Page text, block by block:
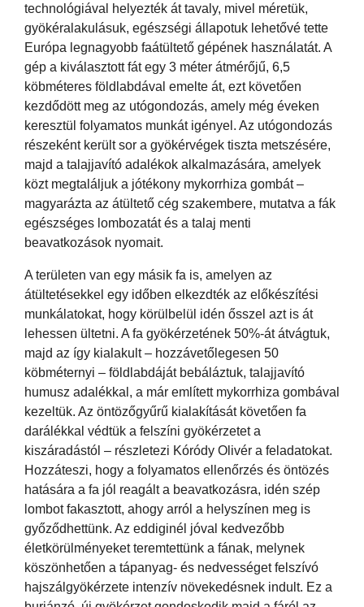
technológiával helyezték át tavaly, mivel méretük,
gyökéralakulásuk, egészségi állapotuk lehetővé tette
Európa legnagyobb faátültető gépének használatát. A
gép a kiválasztott fát egy 3 méter átmérőjű, 6,5
köbméteres földlabdával emelte át, ezt követően
kezdődött meg az utógondozás, amely még éveken
keresztül folyamatos munkát igényel. Az utógondozás
részeként került sor a gyökérvégek tiszta metszésére,
majd a talajjavító adalékok alkalmazására, amelyek
közt megtaláljuk a jótékony mykorrhiza gombát –
magyarázta az átültető cég szakembere, mutatva a fák
egészséges lombozatát és a talaj menti
beavatkozások nyomait.
A területen van egy másik fa is, amelyen az
átültetésekkel egy időben elkezdték az előkészítési
munkálatokat, hogy körülbelül idén ősszel azt is át
lehessen ültetni. A fa gyökérzetének 50%-át átvágtuk,
majd az így kialakult – hozzávetőlegesen 50
köbméternyi – földlabdáját bebáláztuk, talajjavító
humusz adalékkal, a már említett mykorrhiza gombával
kezeltük. Az öntözőgyűrű kialakítását követően fa
darálékkal védtük a felszíni gyökérzetet a
kiszáradástól – részletezi Kóródy Olivér a feladatokat.
Hozzáteszi, hogy a folyamatos ellenőrzés és öntözés
hatására a fa jól reagált a beavatkozásra, idén szép
lombot fakasztott, ahogy arról a helyszínen meg is
győződhettünk. Az eddiginél jóval kedvezőbb
életkörülményeket teremtettünk a fának, melynek
köszönhetően a tápanyag- és nedvességet felszívó
hajszálgyökérzete intenzív növekedésnek indult. Ez a